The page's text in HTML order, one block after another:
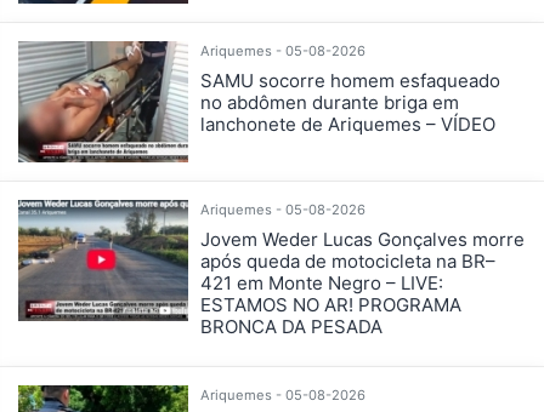
Ariquemes - 05-08-2026
SAMU socorre homem esfaqueado
no abdômen durante briga em
lanchonete de Ariquemes – VÍDEO
Ariquemes - 05-08-2026
Jovem Weder Lucas Gonçalves morre
após queda de motocicleta na BR–
421 em Monte Negro – LIVE:
ESTAMOS NO AR! PROGRAMA
BRONCA DA PESADA
Ariquemes - 05-08-2026